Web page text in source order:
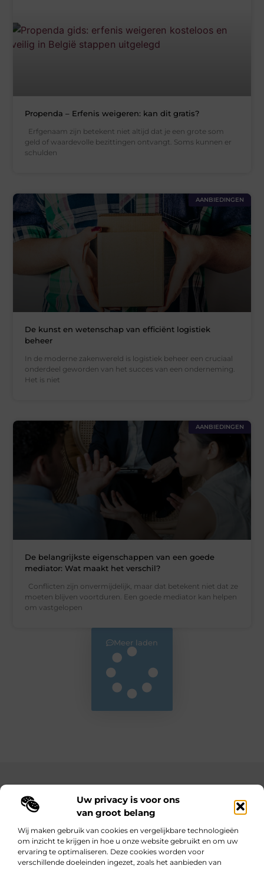
Uw privacy is voor ons
van groot belang
Wij maken gebruik van cookies en vergelijkbare technologieën
om inzicht te krijgen in hoe u onze website gebruikt en om uw
ervaring te optimaliseren. Deze cookies worden voor
verschillende doeleinden ingezet, zoals het aanbieden van
Propenda – Erfenis weigeren: kan dit gratis?
Erfgenaam zijn betekent niet altijd dat je een grote som
geld of waardevolle bezittingen ontvangt. Soms kunnen er
schulden
AANBIEDINGEN
De kunst en wetenschap van efficiënt logistiek
beheer
In de moderne zakenwereld is logistiek beheer een cruciaal
onderdeel geworden van het succes van een onderneming.
Het is niet
AANBIEDINGEN
De belangrijkste eigenschappen van een goede
mediator: Wat maakt het verschil?
Conflicten zijn onvermijdelijk, maar dat betekent niet dat ze
moeten blijven voortduren. Een goede mediator kan helpen
om vastgelopen
Meer laden
Bekende Nederlanders
Wijzer worden door verhalen.